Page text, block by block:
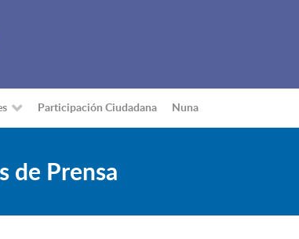
Participación Ciudadana Nuna
de Prensa